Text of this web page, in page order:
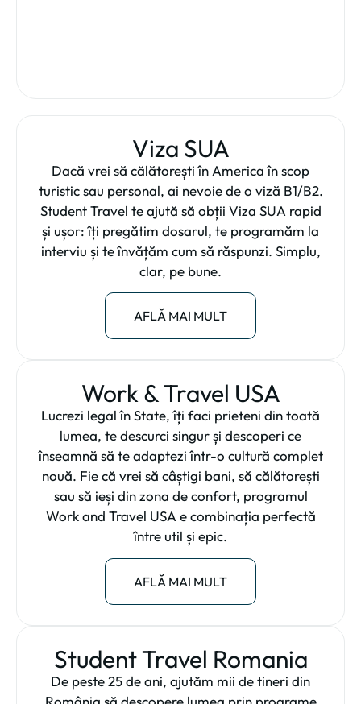
Viza SUA
Dacă vrei să călătorești în America în scop
turistic sau personal, ai nevoie de o viză B1/B2.
Student Travel te ajută să obții Viza SUA rapid
și ușor: îți pregătim dosarul, te programăm la
interviu și te învățăm cum să răspunzi. Simplu,
clar, pe bune.
AFLĂ MAI MULT
Work & Travel USA
Lucrezi legal în State, îți faci prieteni din toată
lumea, te descurci singur și descoperi ce
înseamnă să te adaptezi într-o cultură complet
nouă. Fie că vrei să câștigi bani, să călătorești
sau să ieși din zona de confort, programul
Work and Travel USA e combinația perfectă
între util și epic.
AFLĂ MAI MULT
Student Travel Romania
De peste 25 de ani, ajutăm mii de tineri din